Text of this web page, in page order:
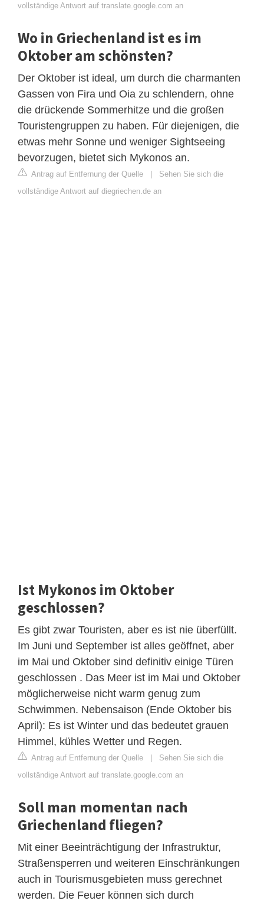
vollständige Antwort auf translate.google.com an
Wo in Griechenland ist es im
Oktober am schönsten?
Der Oktober ist ideal, um durch die charmanten
Gassen von Fira und Oia zu schlendern, ohne
die drückende Sommerhitze und die großen
Touristengruppen zu haben. Für diejenigen, die
etwas mehr Sonne und weniger Sightseeing
bevorzugen, bietet sich Mykonos an.
Antrag auf Entfernung der Quelle | Sehen Sie sich die
vollständige Antwort auf diegriechen.de an
Ist Mykonos im Oktober
geschlossen?
Es gibt zwar Touristen, aber es ist nie überfüllt.
Im Juni und September ist alles geöffnet, aber
im Mai und Oktober sind definitiv einige Türen
geschlossen . Das Meer ist im Mai und Oktober
möglicherweise nicht warm genug zum
Schwimmen. Nebensaison (Ende Oktober bis
April): Es ist Winter und das bedeutet grauen
Himmel, kühles Wetter und Regen.
Antrag auf Entfernung der Quelle | Sehen Sie sich die
vollständige Antwort auf translate.google.com an
Soll man momentan nach
Griechenland fliegen?
Mit einer Beeinträchtigung der Infrastruktur,
Straßensperren und weiteren Einschränkungen
auch in Tourismusgebieten muss gerechnet
werden. Die Feuer können sich durch